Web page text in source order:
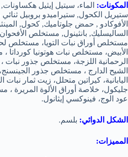
المكونات: الماء، سيتيل إيثيل
ستيريل الكحول, ستيراميدو بروبيل
الأفوكادو , حمض جلوتاميك, كحول,
الساليسليك, بانثينول, مستخلص
مستخلص أوراق نبات التويا، مستخلص
الأبيض، مستخلص نبات هوتونيا
الرحمانية اللزجة، مستخلص جذور
الشيح الدارج ، مستخلص جذور الجينسنج،
اليابانية، كيراتين متحلل، زيت ثمار نبات
جليكول، خلاصة أوراق الألوة المريرة
عود الوج، فينوكسي إيثانول.
الشكل الدوائي: بلسم.
المميزات: